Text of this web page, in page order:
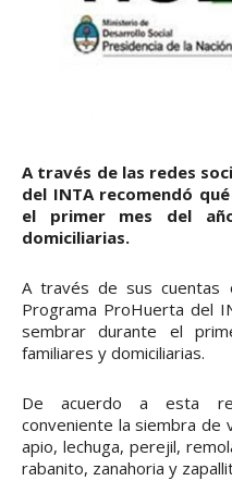
A través de las redes
del INTA recomendó
el primer mes del
domiciliarias.
A través de sus cuentas
Programa ProHuerta del
sembrar durante el
familiares y domiciliarias.
De acuerdo a esta
conveniente la siembra de
apio, lechuga, perejil,
rabanito, zanahoria y